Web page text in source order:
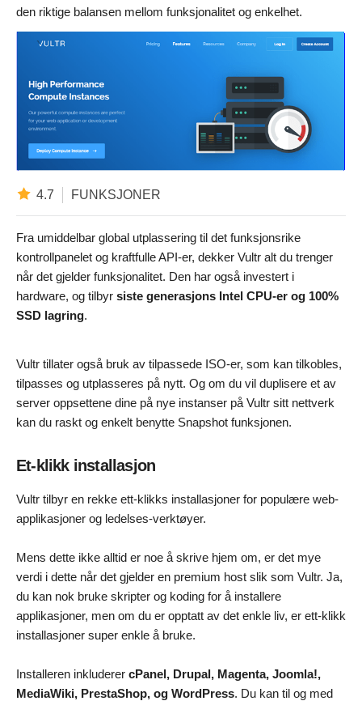
den riktige balansen mellom funksjonalitet og enkelhet.
4.7 FUNKSJONER
Fra umiddelbar global utplassering til det funksjonsrike
kontrollpanelet og kraftfulle API-er, dekker Vultr alt du trenger
når det gjelder funksjonalitet. Den har også investert i
hardware, og tilbyr siste generasjons Intel CPU-er og 100%
SSD lagring.
Vultr tillater også bruk av tilpassede ISO-er, som kan tilkobles,
tilpasses og utplasseres på nytt. Og om du vil duplisere et av
server oppsettene dine på nye instanser på Vultr sitt nettverk
kan du raskt og enkelt benytte Snapshot funksjonen.
Et-klikk installasjon
Vultr tilbyr en rekke ett-klikks installasjoner for populære web-
applikasjoner og ledelses-verktøyer.
Mens dette ikke alltid er noe å skrive hjem om, er det mye
verdi i dette når det gjelder en premium host slik som Vultr. Ja,
du kan nok bruke skripter og koding for å installere
applikasjoner, men om du er opptatt av det enkle liv, er ett-klikk
installasjoner super enkle å bruke.
Installeren inkluderer cPanel, Drupal, Magenta, Joomla!,
MediaWiki, PrestaShop, og WordPress. Du kan til og med